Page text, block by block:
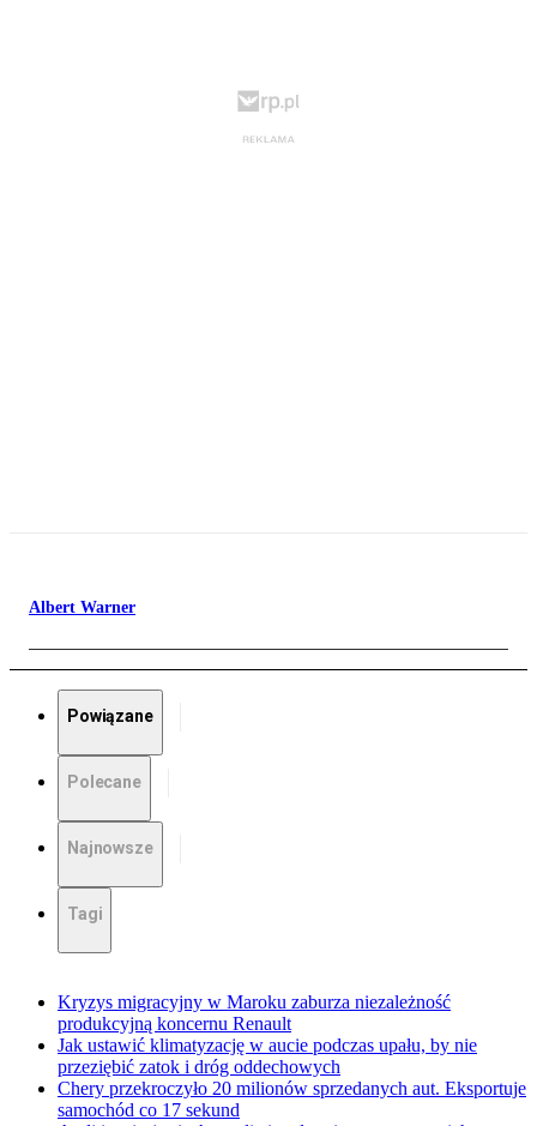
Albert Warner
Powiązane
Polecane
Najnowsze
Tagi
Kryzys migracyjny w Maroku zaburza niezależność
produkcyjną koncernu Renault
Jak ustawić klimatyzację w aucie podczas upału, by nie
przeziębić zatok i dróg oddechowych
Chery przekroczyło 20 milionów sprzedanych aut. Eksportuje
samochód co 17 sekund